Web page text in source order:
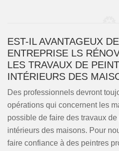
EST-IL AVANTAGEUX
ENTREPRISE LS
LES TRAVAUX DE
INTÉRIEURS DES
Des professionnels devront
opérations qui concernent les
possible de faire des travaux
intérieurs des maisons. Pour
faire confiance à des peintres